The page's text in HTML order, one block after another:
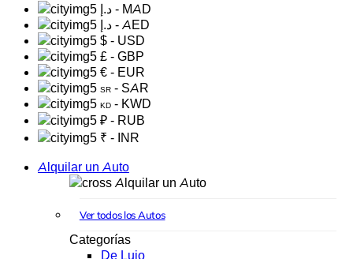
د.إ - MAD
د.إ - AED
$ - USD
£ - GBP
€ - EUR
SR - SAR
KD - KWD
₽ - RUB
₹ - INR
Alquilar un Auto
Alquilar un Auto
Ver todos los Autos
Categorías
De Lujo